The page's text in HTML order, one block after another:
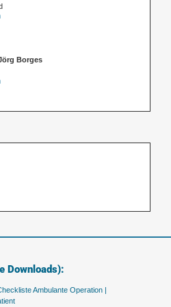
Borges
Downloads):
Ambulante Operation |